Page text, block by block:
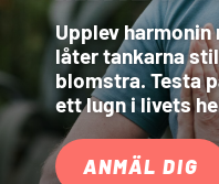
Upplev harmonin
låter tankarna
blomstra. Testa
ett lugn i livets
ANMÄL DIG